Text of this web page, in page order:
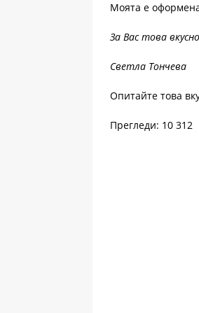
Моята е
За Вас това
Светла Тончева
Опитайте това
Прегледи: 10 312